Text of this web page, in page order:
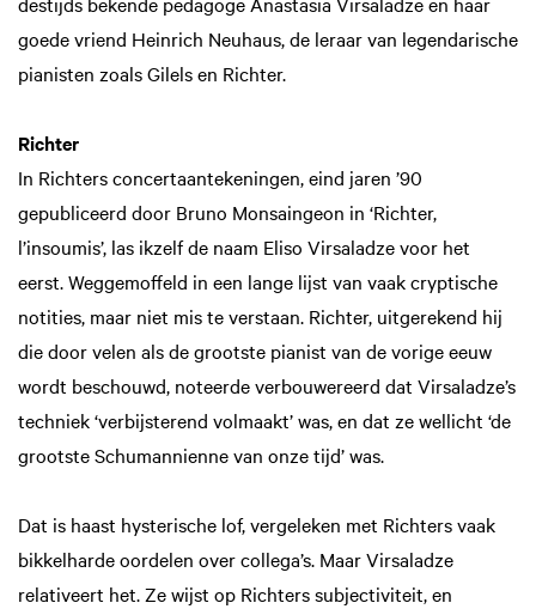
goede vriend Heinrich Neuhaus, de leraar van legendarische
pianisten zoals Gilels en Richter.
Richter
In Richters concertaantekeningen, eind jaren ’90
gepubliceerd door Bruno Monsaingeon in ‘Richter,
l’insoumis’, las ikzelf de naam Eliso Virsaladze voor het
eerst. Weggemoffeld in een lange lijst van vaak cryptische
notities, maar niet mis te verstaan. Richter, uitgerekend hij
die door velen als de grootste pianist van de vorige eeuw
wordt beschouwd, noteerde verbouwereerd dat Virsaladze’s
techniek ‘verbijsterend volmaakt’ was, en dat ze wellicht ‘de
grootste Schumannienne van onze tijd’ was.
Dat is haast hysterische lof, vergeleken met Richters vaak
bikkelharde oordelen over collega’s. Maar Virsaladze
relativeert het. Ze wijst op Richters subjectiviteit, en